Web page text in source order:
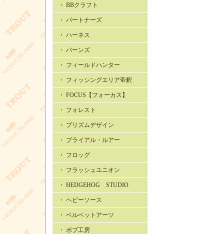
・ BBクラフト
・ パートナーズ
・ ハーネス
・ バーンズ
・ フィールドハンター
・ フィッシングエリア帝釈
・ FOCUS【フォーカス】
・ フォレスト
・ プリズムデザイン
・ プライアル・ルアー
・ フロッグ
・ フラッシュユニオン
・ HEDGEHOG STUDIO
・ ヘビーソース
・ ベルベットアーツ
・ ボブ工房